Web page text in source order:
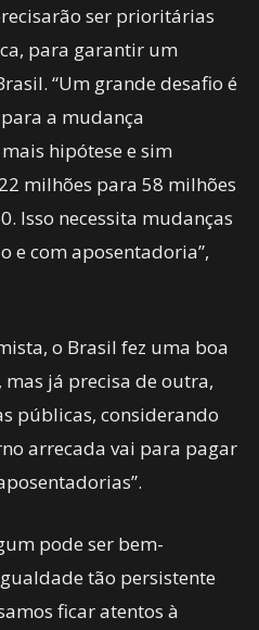
ser prioritárias
para garantir um
“Um grande desafio é
a mudança
hipótese e sim
milhões para 58 milhões
Isso necessita mudanças
e com aposentadoria”,
o Brasil fez uma boa
já precisa de outra,
públicas, considerando
arrecada vai para pagar
pode ser bem-
tão persistente
ficar atentos à